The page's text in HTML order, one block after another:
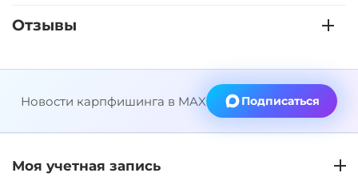
Отзывы
Новости карпфишинга в MAX Подписаться
Моя учетная запись